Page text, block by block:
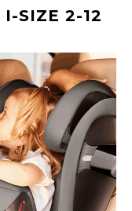
I-SIZE 2-12